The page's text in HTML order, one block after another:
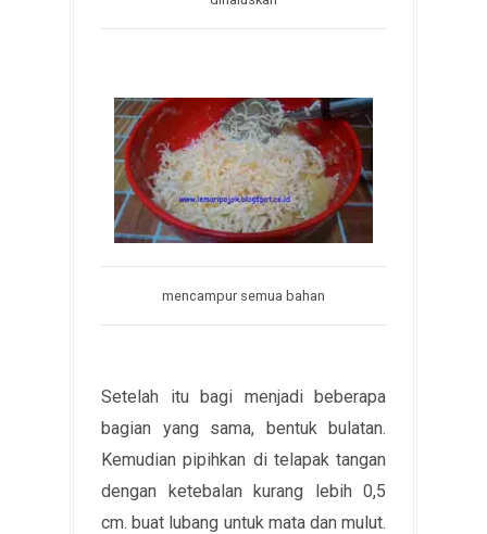
mencampur semua bahan
Setelah itu bagi menjadi beberapa
bagian yang sama, bentuk bulatan.
Kemudian pipihkan di telapak tangan
dengan ketebalan kurang lebih 0,5
cm. buat lubang untuk mata dan mulut.